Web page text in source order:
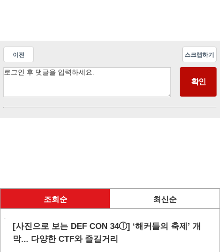
이전 스크랩하기
조회순 최신순
[사진으로 보는 DEF CON 34ⓛ] ‘해커들의 축제’ 개
막... 다양한 CTF와 즐길거리